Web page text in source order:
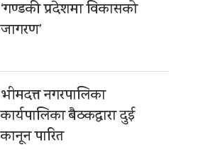
‘गण्डकी प्रदेशमा विकासको
जागरण’
भीमदत्त नगरपालिका
कार्यपालिका बैठकद्वारा दुई
कानून पारित